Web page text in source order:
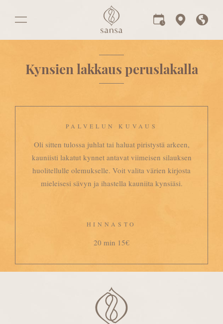
Kynsien lakkaus peruslakalla
PALVELUN KUVAUS
Oli sitten tulossa juhlat tai haluat piristystä arkeen,
kauniisti lakatut kynnet antavat viimeisen silauksen
huolitellulle olemukselle. Voit valita värien kirjosta
mieleisesi sävyn ja ihastella kauniita kynsiäsi.
HINNASTO
20 min 15€